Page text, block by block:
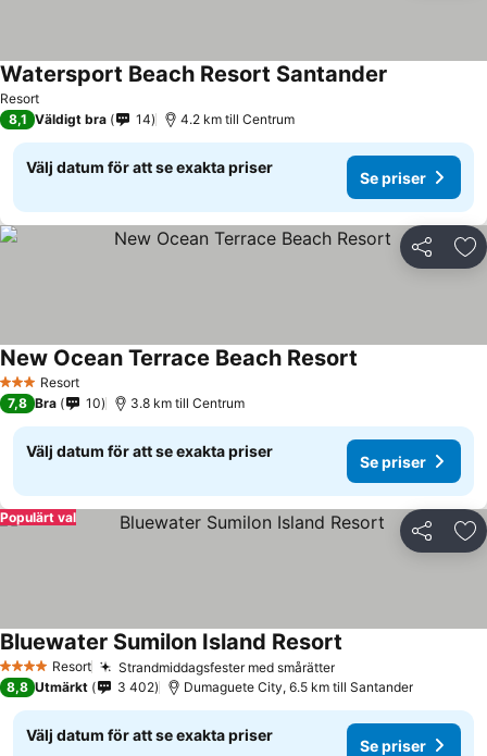
Resort
Watersport Beach Resort Santander
8,1 Väldigt bra 14 4.2 km till Centrum
Välj datum för att se exakta priser
Se priser
Dela
3 StjärnorResort
New Ocean Terrace Beach Resort
7,8 Bra 10 3.8 km till Centrum
Välj datum för att se exakta priser
Se priser
Dela
Populärt val
4 StjärnorResort Strandmiddagsfester med smårätter
Bluewater Sumilon Island Resort
8,8 Utmärkt 3 402 Dumaguete City, 6.5 km till Santander
Välj datum för att se exakta priser
Se priser